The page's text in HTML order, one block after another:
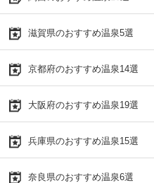
滋賀県のおすすめ温泉5選
京都府のおすすめ温泉14選
大阪府のおすすめ温泉19選
兵庫県のおすすめ温泉15選
奈良県のおすすめ温泉6選